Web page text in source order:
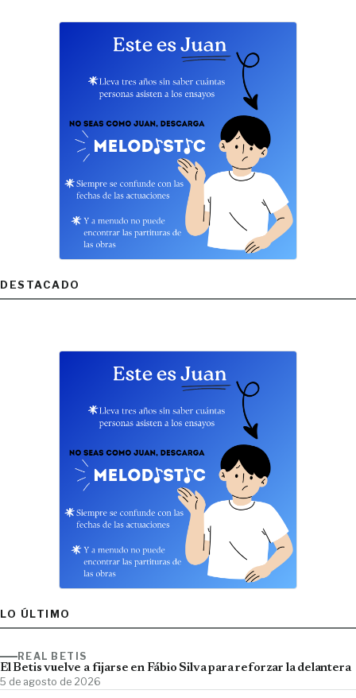
DESTACADO
LO ÚLTIMO
REAL BETIS
El Betis vuelve a fijarse en Fábio Silva para reforzar la delantera
5 de agosto de 2026